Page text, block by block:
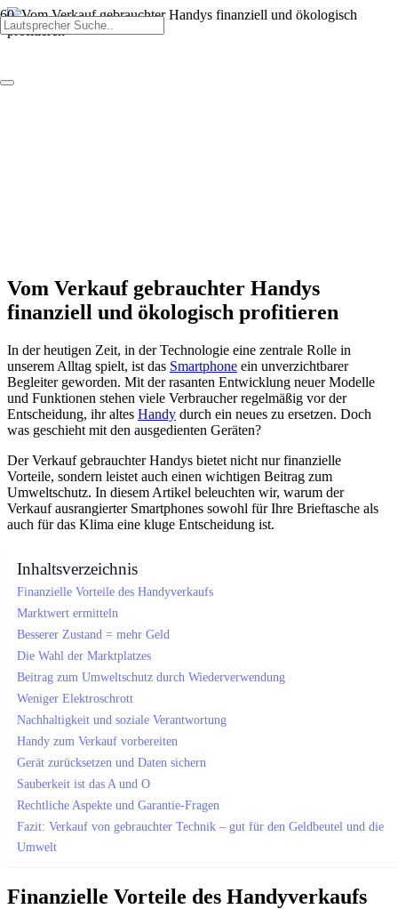
Vom Verkauf gebrauchter Handys
finanziell und ökologisch profitieren
In der heutigen Zeit, in der Technologie eine zentrale Rolle in
unserem Alltag spielt, ist das Smartphone ein unverzichtbarer
Begleiter geworden. Mit der rasanten Entwicklung neuer Modelle
und Funktionen stehen viele Verbraucher regelmäßig vor der
Entscheidung, ihr altes Handy durch ein neues zu ersetzen. Doch
was geschieht mit den ausgedienten Geräten?
Der Verkauf gebrauchter Handys bietet nicht nur finanzielle
Vorteile, sondern leistet auch einen wichtigen Beitrag zum
Umweltschutz. In diesem Artikel beleuchten wir, warum der
Verkauf ausrangierter Smartphones sowohl für Ihre Brieftasche als
auch für das Klima eine kluge Entscheidung ist.
Inhaltsverzeichnis
Finanzielle Vorteile des Handyverkaufs
Marktwert ermitteln
Besserer Zustand = mehr Geld
Die Wahl der Marktplatzes
Beitrag zum Umweltschutz durch Wiederverwendung
Weniger Elektroschrott
Nachhaltigkeit und soziale Verantwortung
Handy zum Verkauf vorbereiten
Gerät zurücksetzen und Daten sichern
Sauberkeit ist das A und O
Rechtliche Aspekte und Garantie-Fragen
Fazit: Verkauf von gebrauchter Technik – gut für den Geldbeutel und die
Umwelt
Finanzielle Vorteile des Handyverkaufs